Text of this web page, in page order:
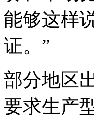
能够这样
证。”
部分地区
要求生产